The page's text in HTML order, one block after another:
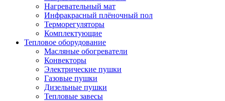
Нагревательный мат
Инфракрасный плёночный пол
Терморегуляторы
Комплектующие
Тепловое оборудование
Масляные обогреватели
Конвекторы
Электрические пушки
Газовые пушки
Дизельные пушки
Тепловые завесы